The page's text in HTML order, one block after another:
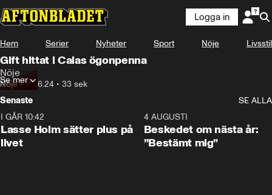
Logga in
Hem Serier Nyheter Sport Nöje Livsstil
Gift hittat i Caias ögonpenna
Nöje
Nöje•11.06.24 • 33 sek
Se mer
Senaste
SE ALLA
I GÅR 10:42
Lasse Holm sätter plus på
livet
4 AUGUSTI
Beskedet om nästa år:
”Bestämt mig”